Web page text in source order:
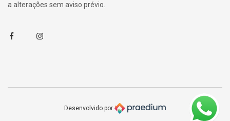
a alterações sem aviso prévio.
FacebookInstagram
Desenvolvido por